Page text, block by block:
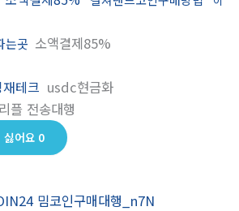
는곳 소액결제85%
테크 usdc현금화
플 전송대행
싫어요 0
밈코인구매대행_n7N